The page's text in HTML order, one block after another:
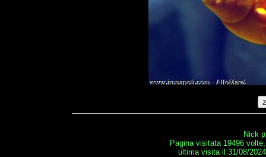
Nick
Pagina visitata 19496
ultima visita il 31/08/